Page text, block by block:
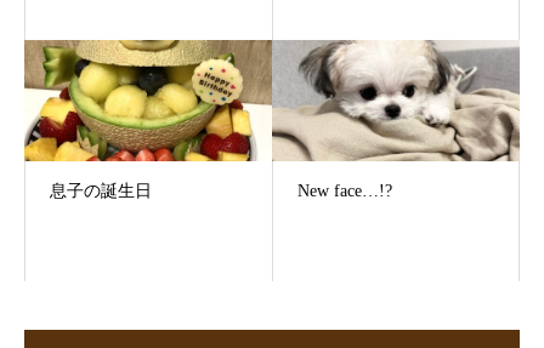
息子の誕生日 New face…!?